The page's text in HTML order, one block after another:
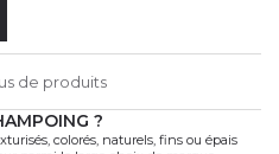
de produits
?
colorés, naturels, fins ou épais